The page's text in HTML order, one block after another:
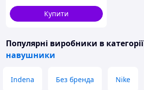
Купити
Популярні виробники в категорії
навушники
Indena Без бренда Nike